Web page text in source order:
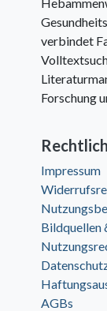
verbindet
Forschung
Impressum
Bildquellen
AGBs